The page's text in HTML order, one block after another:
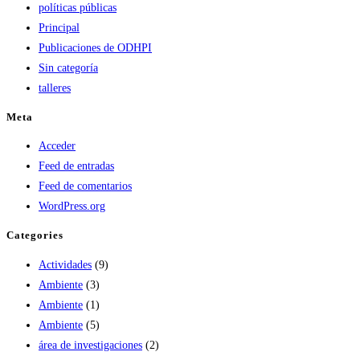
políticas públicas
Principal
Publicaciones de ODHPI
Sin categoría
talleres
Meta
Acceder
Feed de entradas
Feed de comentarios
WordPress.org
Categories
Actividades (9)
Ambiente (3)
Ambiente (1)
Ambiente (5)
área de investigaciones (2)